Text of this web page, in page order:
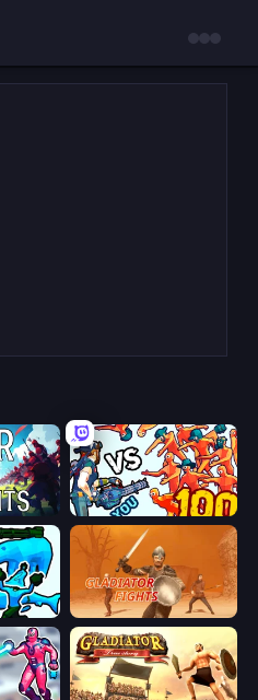
Horde Killer: You vs 100
Funny Battle Simulator 2 Gladiator Fights